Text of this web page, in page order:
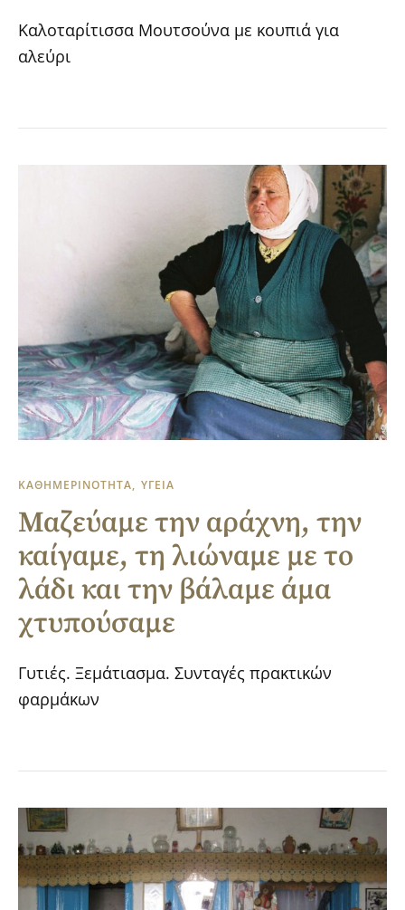
Καλοταρίτισσα Μουτσούνα με κουπιά για
αλεύρι
ΚΑΘΗΜΕΡΙΝΟΤΗΤΑ ΥΓΕΙΑ
Μαζεύαμε την αράχνη, την
καίγαμε, τη λιώναμε με το
λάδι και την βάλαμε άμα
χτυπούσαμε
Γυτιές. Ξεμάτιασμα. Συνταγές πρακτικών
φαρμάκων